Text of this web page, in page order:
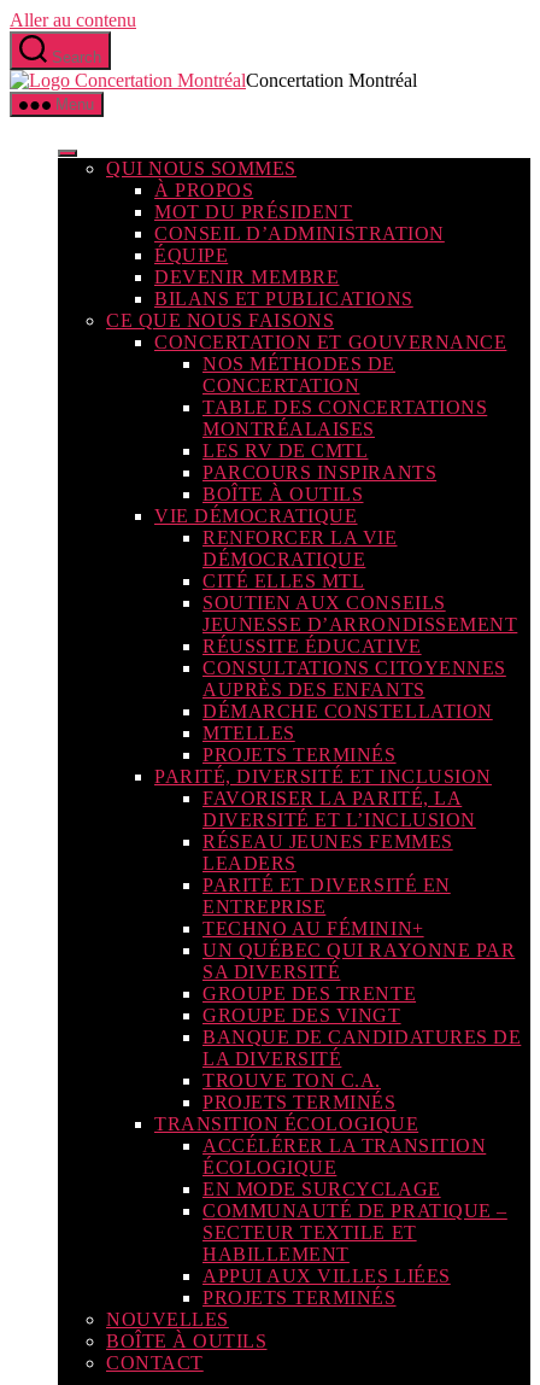
Aller au contenu
Search
Concertation Montréal
Menu
QUI NOUS SOMMES
À PROPOS
MOT DU PRÉSIDENT
CONSEIL D’ADMINISTRATION
ÉQUIPE
DEVENIR MEMBRE
BILANS ET PUBLICATIONS
CE QUE NOUS FAISONS
CONCERTATION ET GOUVERNANCE
NOS MÉTHODES DE
CONCERTATION
TABLE DES CONCERTATIONS
MONTRÉALAISES
LES RV DE CMTL
PARCOURS INSPIRANTS
BOÎTE À OUTILS
VIE DÉMOCRATIQUE
RENFORCER LA VIE
DÉMOCRATIQUE
CITÉ ELLES MTL
SOUTIEN AUX CONSEILS
JEUNESSE D’ARRONDISSEMENT
RÉUSSITE ÉDUCATIVE
CONSULTATIONS CITOYENNES
AUPRÈS DES ENFANTS
DÉMARCHE CONSTELLATION
MTELLES
PROJETS TERMINÉS
PARITÉ, DIVERSITÉ ET INCLUSION
FAVORISER LA PARITÉ, LA
DIVERSITÉ ET L’INCLUSION
RÉSEAU JEUNES FEMMES
LEADERS
PARITÉ ET DIVERSITÉ EN
ENTREPRISE
TECHNO AU FÉMININ+
UN QUÉBEC QUI RAYONNE PAR
SA DIVERSITÉ
GROUPE DES TRENTE
GROUPE DES VINGT
BANQUE DE CANDIDATURES DE
LA DIVERSITÉ
TROUVE TON C.A.
PROJETS TERMINÉS
TRANSITION ÉCOLOGIQUE
ACCÉLÉRER LA TRANSITION
ÉCOLOGIQUE
EN MODE SURCYCLAGE
COMMUNAUTÉ DE PRATIQUE –
SECTEUR TEXTILE ET
HABILLEMENT
APPUI AUX VILLES LIÉES
PROJETS TERMINÉS
NOUVELLES
BOÎTE À OUTILS
CONTACT